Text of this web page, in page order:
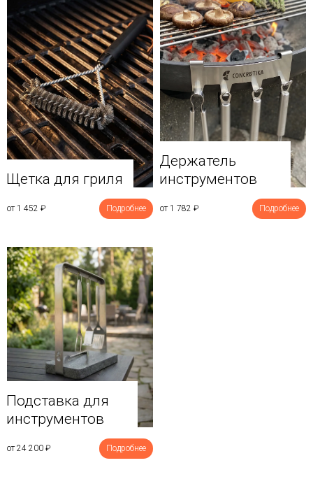
Щетка для гриля
от 1 452 ₽ Подробнее
Держатель
инструментов
от 1 782 ₽ Подробнее
Подставка для
инструментов
от 24 200 ₽ Подробнее